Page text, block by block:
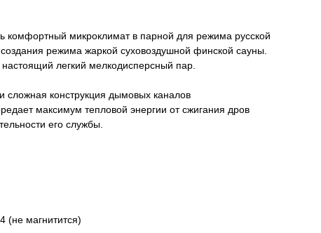
комфортный микроклимат в парной для режима русской
режима жаркой суховоздушной финской сауны.
легкий мелкодисперсный пар.
сложная конструкция дымовых каналов
максимум тепловой энергии от сжигания дров
его службы.
(не магнитится)